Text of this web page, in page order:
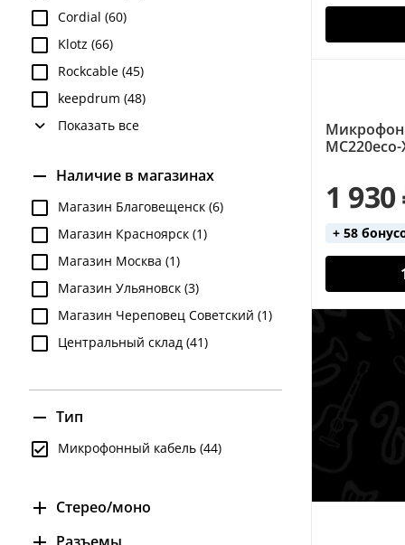
Cordial (60)
Klotz (66)
Rockcable (45)
keepdrum (48)
Показать все
Наличие в магазинах
Магазин Благовещенск (6)
Магазин Красноярск (1)
Магазин Москва (1)
Магазин Ульяновск (3)
Магазин Череповец Советский (1)
Центральный склад (41)
Тип
Микрофонный кабель (44)
Стерео/моно
моно (29)
1 930
+ 58